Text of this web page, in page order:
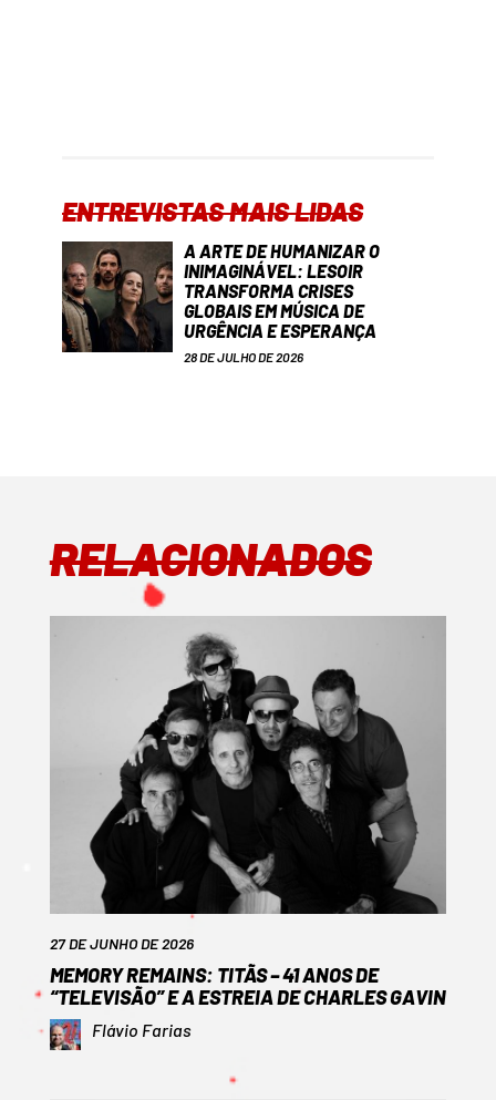
ENTREVISTAS MAIS LIDAS
A ARTE DE HUMANIZAR O
INIMAGINÁVEL: LESOIR
TRANSFORMA CRISES
GLOBAIS EM MÚSICA DE
URGÊNCIA E ESPERANÇA
28 DE JULHO DE 2026
RELACIONADOS
27 DE JUNHO DE 2026
MEMORY REMAINS: TITÃS – 41 ANOS DE
“TELEVISÃO” E A ESTREIA DE CHARLES GAVIN
Flávio Farias